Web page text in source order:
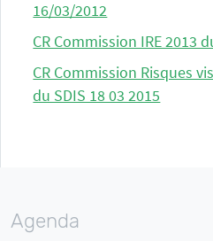
16/03/2012
CR Commission IRE 2013
CR Commission Risques
du SDIS 18 03 2015
Agenda